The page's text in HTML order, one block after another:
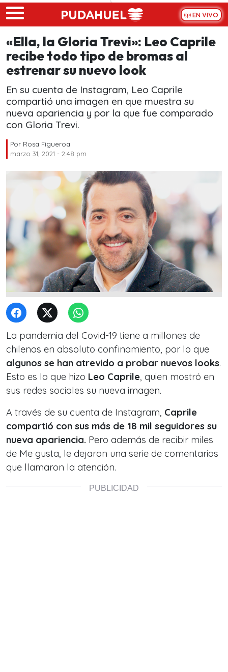
Skip to main content
EN VIVO
«Ella, la Gloria Trevi»: Leo Caprile
recibe todo tipo de bromas al
estrenar su nuevo look
En su cuenta de Instagram, Leo Caprile
compartió una imagen en que muestra su
nueva apariencia y por la que fue comparado
con Gloria Trevi.
Por Rosa Figueroa
marzo 31, 2021 - 2:48 pm
La pandemia del Covid-19 tiene a millones de
chilenos en absoluto confinamiento, por lo que
algunos se han atrevido a probar nuevos looks.
Esto es lo que hizo Leo Caprile, quien mostró en
sus redes sociales su nueva imagen.
A través de su cuenta de Instagram, Caprile
compartió con sus más de 18 mil seguidores su
nueva apariencia. Pero además de recibir miles
de Me gusta, le dejaron una serie de comentarios
que llamaron la atención.